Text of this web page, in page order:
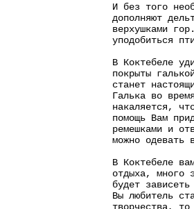
И без того
дополняют
верхушками
уподобиться
В Коктебеле
покрыты
станет
Галька во
накаляется,
помощь Вам
ремешками и
можно одевать
В Коктебеле
отдыха, много
будет
Вы любитель
творчества, то